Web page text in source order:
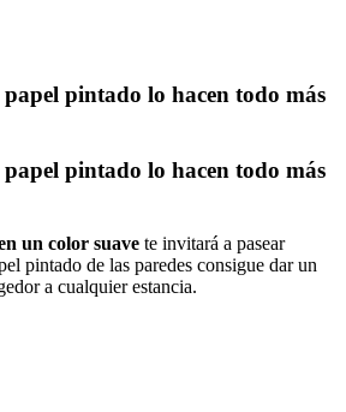
pintado lo hacen todo más
pintado lo hacen todo más
un color suave te invitará a pasear
pintado de las paredes consigue dar un
a cualquier estancia.